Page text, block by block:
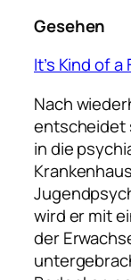
Gesehen
It’s Kind of
Nach
entscheidet
in die
wird er mit
der